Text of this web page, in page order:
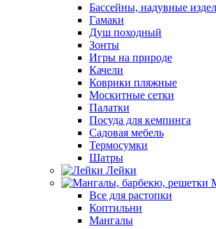
Бассейны, надувные
Гамаки
Душ походный
Зонты
Игры на природе
Качели
Коврики пляжные
Москитные сетки
Палатки
Посуда для кемпинга
Садовая мебель
Термосумки
Шатры
Лейки
Все для растопки
Коптильни
Мангалы